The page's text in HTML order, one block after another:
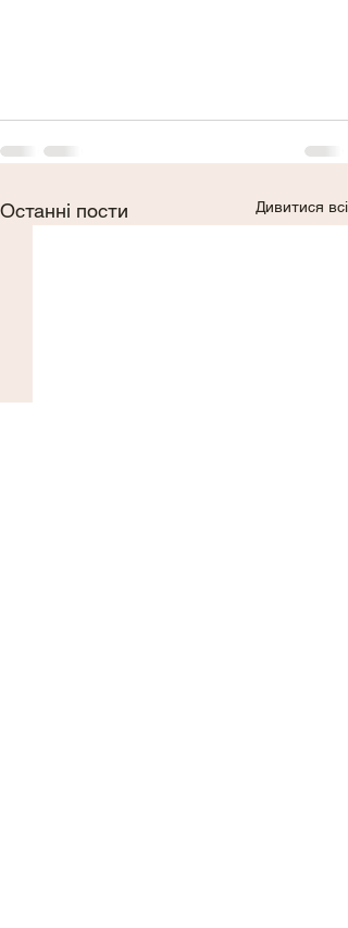
Останні пости Дивитися всі